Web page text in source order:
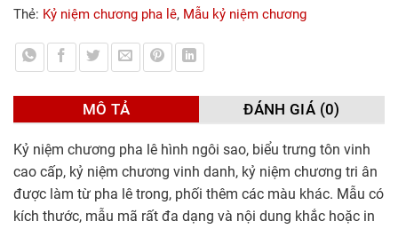
Thẻ: Kỷ niệm chương pha lê, Mẫu kỷ niệm chương
MÔ TẢ ĐÁNH GIÁ (0)
Kỷ niệm chương pha lê hình ngôi sao, biểu trưng tôn vinh
cao cấp, kỷ niệm chương vinh danh, kỷ niệm chương tri ân
được làm từ pha lê trong, phối thêm các màu khác. Mẫu có
kích thước, mẫu mã rất đa dạng và nội dung khắc hoặc in